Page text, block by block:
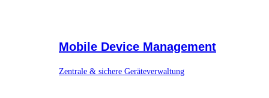
Mobile Device Management
Zentrale & sichere Geräteverwaltung